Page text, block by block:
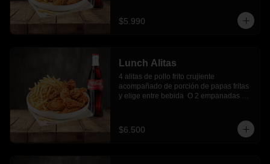
$5.990
Lunch Alitas
4 alitas de pollo frito crujiente
acompañado de porción de papas fritas
y elige entre bebida  O 2 empanadas
$6.500